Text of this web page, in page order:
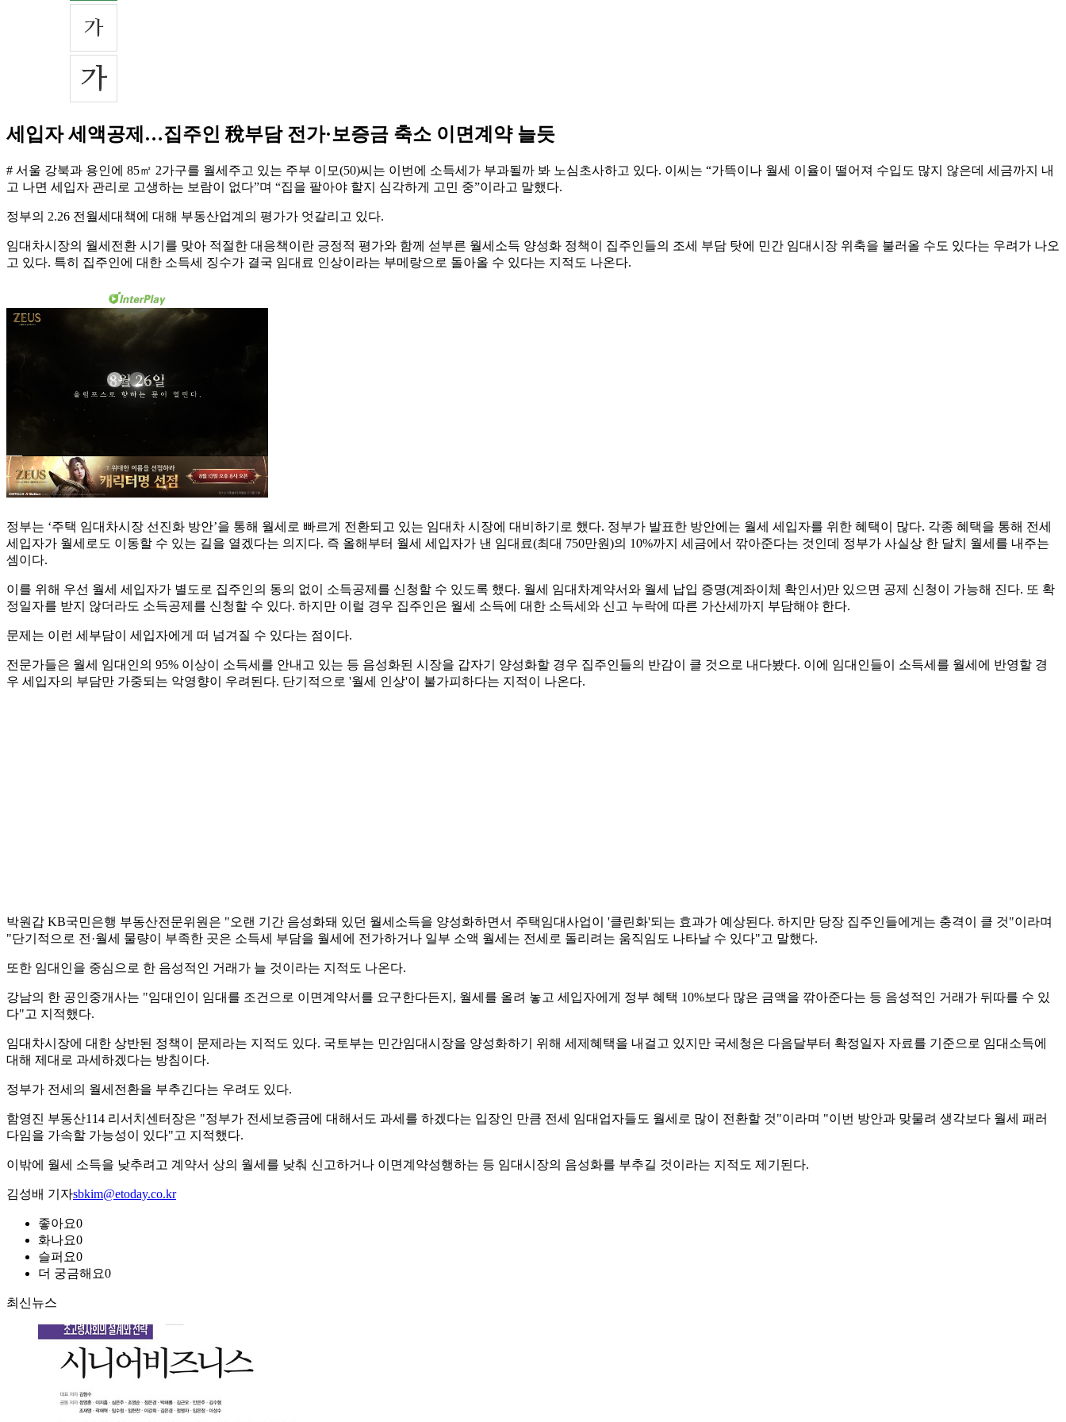
세입자 세액공제…집주인 稅부담 전가·보증금 축소 이면계약 늘듯
# 서울 강북과 용인에 85㎡ 2가구를 월세주고 있는 주부 이모(50)씨는 이번에 소득세가 부과될까 봐 노심초사하고 있다. 이씨는 “가뜩이나 월세 이율이 떨어져 수입도 많지 않은데 세금까지 내
고 나면 세입자 관리로 고생하는 보람이 없다”며 “집을 팔아야 할지 심각하게 고민 중”이라고 말했다.
정부의 2.26 전월세대책에 대해 부동산업계의 평가가 엇갈리고 있다.
임대차시장의 월세전환 시기를 맞아 적절한 대응책이란 긍정적 평가와 함께 섣부른 월세소득 양성화 정책이 집주인들의 조세 부담 탓에 민간 임대시장 위축을 불러올 수도 있다는 우려가 나오
고 있다. 특히 집주인에 대한 소득세 징수가 결국 임대료 인상이라는 부메랑으로 돌아올 수 있다는 지적도 나온다.
정부는 ‘주택 임대차시장 선진화 방안’을 통해 월세로 빠르게 전환되고 있는 임대차 시장에 대비하기로 했다. 정부가 발표한 방안에는 월세 세입자를 위한 혜택이 많다. 각종 혜택을 통해 전세
세입자가 월세로도 이동할 수 있는 길을 열겠다는 의지다. 즉 올해부터 월세 세입자가 낸 임대료(최대 750만원)의 10%까지 세금에서 깎아준다는 것인데 정부가 사실상 한 달치 월세를 내주는
셈이다.
이를 위해 우선 월세 세입자가 별도로 집주인의 동의 없이 소득공제를 신청할 수 있도록 했다. 월세 임대차계약서와 월세 납입 증명(계좌이체 확인서)만 있으면 공제 신청이 가능해 진다. 또 확
정일자를 받지 않더라도 소득공제를 신청할 수 있다. 하지만 이럴 경우 집주인은 월세 소득에 대한 소득세와 신고 누락에 따른 가산세까지 부담해야 한다.
문제는 이런 세부담이 세입자에게 떠 넘겨질 수 있다는 점이다.
전문가들은 월세 임대인의 95% 이상이 소득세를 안내고 있는 등 음성화된 시장을 갑자기 양성화할 경우 집주인들의 반감이 클 것으로 내다봤다. 이에 임대인들이 소득세를 월세에 반영할 경
우 세입자의 부담만 가중되는 악영향이 우려된다. 단기적으로 '월세 인상'이 불가피하다는 지적이 나온다.
박원갑 KB국민은행 부동산전문위원은 "오랜 기간 음성화돼 있던 월세소득을 양성화하면서 주택임대사업이 '클린화'되는 효과가 예상된다. 하지만 당장 집주인들에게는 충격이 클 것"이라며
"단기적으로 전·월세 물량이 부족한 곳은 소득세 부담을 월세에 전가하거나 일부 소액 월세는 전세로 돌리려는 움직임도 나타날 수 있다"고 말했다.
또한 임대인을 중심으로 한 음성적인 거래가 늘 것이라는 지적도 나온다.
강남의 한 공인중개사는 "임대인이 임대를 조건으로 이면계약서를 요구한다든지, 월세를 올려 놓고 세입자에게 정부 혜택 10%보다 많은 금액을 깎아준다는 등 음성적인 거래가 뒤따를 수 있
다"고 지적했다.
임대차시장에 대한 상반된 정책이 문제라는 지적도 있다. 국토부는 민간임대시장을 양성화하기 위해 세제혜택을 내걸고 있지만 국세청은 다음달부터 확정일자 자료를 기준으로 임대소득에
대해 제대로 과세하겠다는 방침이다.
정부가 전세의 월세전환을 부추긴다는 우려도 있다.
함영진 부동산114 리서치센터장은 "정부가 전세보증금에 대해서도 과세를 하겠다는 입장인 만큼 전세 임대업자들도 월세로 많이 전환할 것"이라며 "이번 방안과 맞물려 생각보다 월세 패러
다임을 가속할 가능성이 있다"고 지적했다.
이밖에 월세 소득을 낮추려고 계약서 상의 월세를 낮춰 신고하거나 이면계약성행하는 등 임대시장의 음성화를 부추길 것이라는 지적도 제기된다.
김성배 기자sbkim@etoday.co.kr
좋아요0
화나요0
슬퍼요0
더 궁금해요0
최신뉴스